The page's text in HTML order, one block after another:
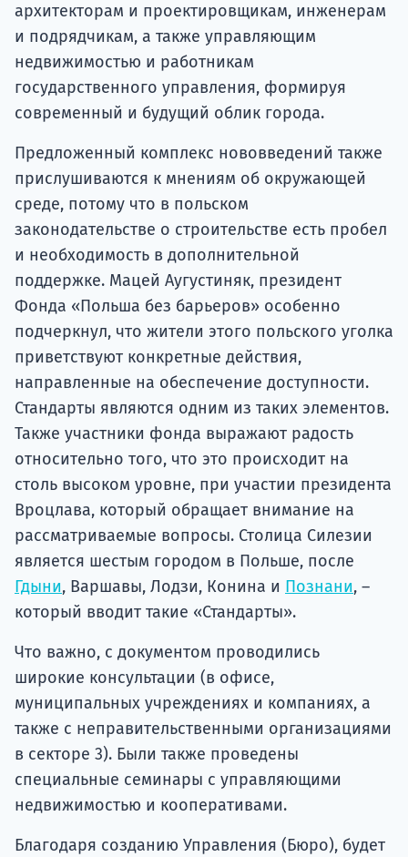
архитекторам и проектировщикам, инженерам
и подрядчикам, а также управляющим
недвижимостью и работникам
государственного управления, формируя
современный и будущий облик города.
Предложенный комплекс нововведений также
прислушиваются к мнениям об окружающей
среде, потому что в польском
законодательстве о строительстве есть пробел
и необходимость в дополнительной
поддержке. Мацей Аугустиняк, президент
Фонда «Польша без барьеров» особенно
подчеркнул, что жители этого польского уголка
приветствуют конкретные действия,
направленные на обеспечение доступности.
Стандарты являются одним из таких элементов.
Также участники фонда выражают радость
относительно того, что это происходит на
столь высоком уровне, при участии президента
Вроцлава, который обращает внимание на
рассматриваемые вопросы. Столица Силезии
является шестым городом в Польше, после
Гдыни, Варшавы, Лодзи, Конина и Познани, –
который вводит такие «Стандарты».
Что важно, с документом проводились
широкие консультации (в офисе,
муниципальных учреждениях и компаниях, а
также с неправительственными организациями
в секторе 3). Были также проведены
специальные семинары с управляющими
недвижимостью и кооперативами.
Благодаря созданию Управления (Бюро), будет